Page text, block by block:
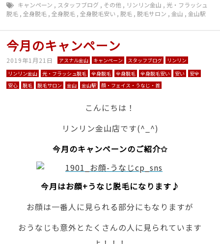
キャンペーン , スタッフブログ , その他 , リンリン金山 , 光・フラッシュ
脱毛 ,全身脱毛 ,全身脱毛 ,全身脱毛安い ,脱毛 ,脱毛サロン ,金山 ,金山駅
今月のキャンペーン
2019年1月21日 アスナル金山 キャンペーン スタッフブログ
リンリン
リンリン金山
光・フラッシュ脱毛 全身脱毛 全身脱毛 全身脱毛安い 安い
安全
安心
脱毛 脱毛サロン 金山 金山駅 顔・フェイス・うなじ・首
こんにちは！
リンリン金山店です(^_^)
今月のキャンペーンのご紹介✩
今月はお顔+うなじ脱毛になります♪
お顔は一番人に見られる部分にもなりますが
おうなじも意外とたくさんの人に見られています